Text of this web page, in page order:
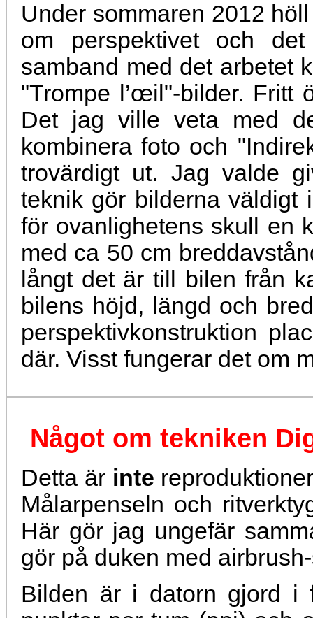
Under sommaren 2012
om perspektivet och
samband med det arbetet
"Trompe l’œil"-bilder. Fritt
Det jag ville veta med
kombinera foto och
trovärdigt ut. Jag valde
teknik gör bilderna väldigt
för ovanlighetens skull en
med ca 50 cm
långt det är till bilen från
bilens höjd, längd och
perspektivkonstruktion
där. Visst fungerar det om
Något om tekniken
Detta är inte
Målarpenseln och
Här gör jag ungefär
gör på duken med
Bilden är i datorn gjord i